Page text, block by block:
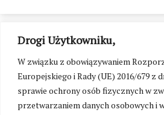
Drogi Użytkowniku,
W związku z obowiązywaniem
Europejskiego i Rady (UE) 2016/679 z
sprawie ochrony osób fizycznych w
przetwarzaniem danych osobowych i